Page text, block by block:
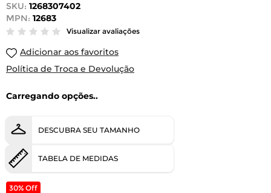
SKU: 1268307402
MPN: 12683
Visualizar avaliações
Adicionar aos favoritos
Política de Troca e Devolução
Carregando opções..
DESCUBRA SEU TAMANHO
TABELA DE MEDIDAS
30% Off